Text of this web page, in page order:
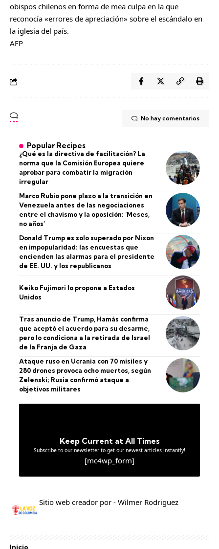
obispos chilenos en forma de mea culpa en la que
reconocía «errores de apreciación» sobre el escándalo en
la iglesia del país.
AFP
No hay comentarios
Popular Recipes
¿Qué es la directiva de facilitación? La
norma que la Comisión Europea quiere
aprobar para combatir la migración
irregular
Marco Rubio pone plazo a la transición en
Venezuela antes de las negociaciones
entre el chavismo y la oposición: ‘Meses,
no años’
Donald Trump es solo superado por Nixon
en impopularidad: las encuestas que
encienden las alarmas para el presidente
de EE. UU. y los republicanos
Keiko Fujimori lo propone a Estados
Unidos
Tras anuncio de Trump, Hamás confirma
que aceptó el acuerdo para su desarme,
pero lo condiciona a la retirada de Israel
de la Franja de Gaza
Ataque ruso en Ucrania con 70 misiles y
280 drones provoca ocho muertos, según
Zelenski; Rusia confirmó ataque a
objetivos militares
Keep Current at All Times
Subscribe to our newsletter to get our newest articles instantly!
[mc4wp_form]
Sitio web creador por - Wilmer Rodriguez
Inicio